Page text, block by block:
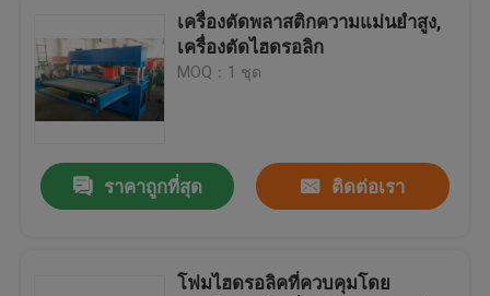
เครื่องตัดพลาสติกความแม่นยำสูง,
เครื่องตัดไฮดรอลิก
MOQ：1 ชุด
ราคาถูกที่สุด ติดต่อเรา
โฟมไฮดรอลิคที่ควบคุมโดย